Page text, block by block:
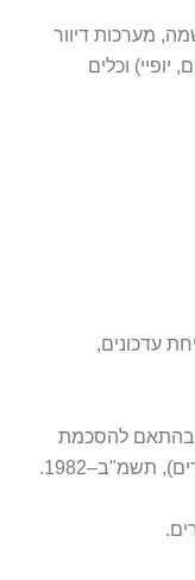
מערכות דיוור
וכלים
עדכונים,
בהתאם להסכמת
תשמ"ב–1982.